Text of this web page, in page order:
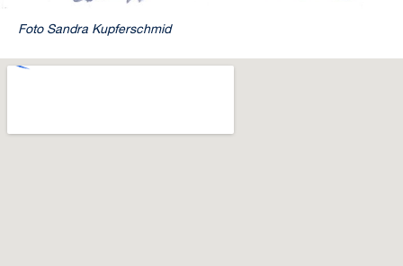
Foto Sandra Kupferschmid